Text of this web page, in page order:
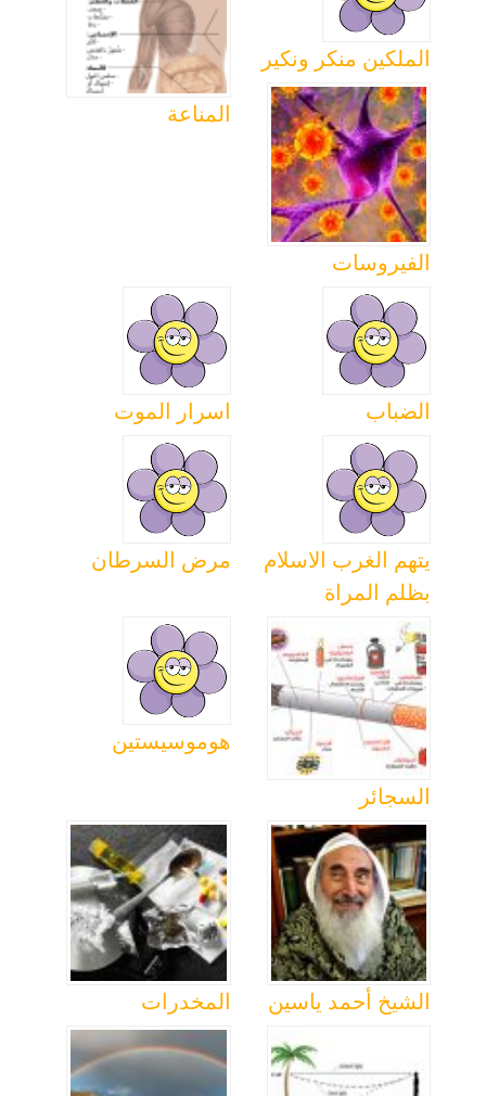
المناعة
الملكين منكر ونكير
الفيروسات
اسرار الموت الضباب
مرض السرطان
يتهم الغرب الاسلام
بظلم المراة
هوموسيستين
السجائر
المخدرات الشيخ أحمد ياسين